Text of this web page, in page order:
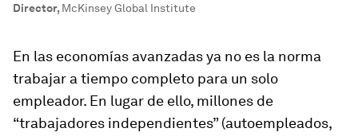
Director, McKinsey Global Institute
En las economías avanzadas ya no es la norma
trabajar a tiempo completo para un solo
empleador. En lugar de ello, millones de
“trabajadores independientes” (autoempleados,